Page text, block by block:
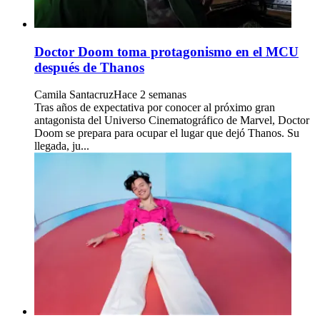
Doctor Doom toma protagonismo en el MCU
después de Thanos
Camila SantacruzHace 2 semanas
Tras años de expectativa por conocer al próximo gran
antagonista del Universo Cinematográfico de Marvel, Doctor
Doom se prepara para ocupar el lugar que dejó Thanos. Su
llegada, ju...